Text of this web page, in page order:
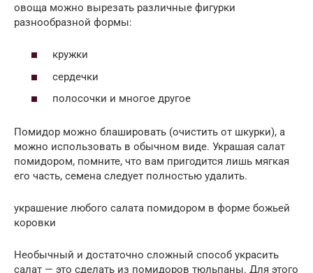
овоща можно вырезать различные фигурки
разнообразной формы:
кружки
сердечки
полосочки и многое другое
Помидор можно блашировать (очистить от шкурки), а
можно использовать в обычном виде. Украшая салат
помидором, помните, что вам пригодится лишь мягкая
его часть, семена следует полностью удалить.
украшение любого салата помидором в форме божьей
коровки
Необычный и достаточно сложный способ украсить
салат — это сделать из помидоров тюльпаны. Для этого